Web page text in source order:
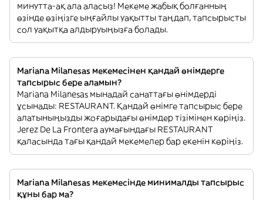
минутта-ақ ала аласыз! Мекеме жабық болғанның
өзінде өзіңізге ыңғайлы уақытты таңдап, тапсырысты
сол уақытқа алдыруыңызға болады.
Mariana Milanesas мекемесінен қандай өнімдерге
тапсырыс бере аламын?
Mariana Milanesas мынадай санаттағы өнімдерді
ұсынады: RESTAURANT. Қандай өнімге тапсырыс бере
алатыныңызды жоғарыдағы өнімдер тізімінен көріңіз.
Jerez De La Frontera аумағындағы RESTAURANT
қаласында тағы қандай мекемелер бар екенін көріңіз.
Mariana Milanesas мекемесінде минималды тапсырыс
құны бар ма?